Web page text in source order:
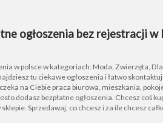
ogłoszenia bez rejestracji w
w polsce w kategoriach: Moda, Zwierzęta, Dla
tu ciekawe ogłoszenia i łatwo
na Ciebie praca biurowa, mieszkania,
dodasz bezpłatne ogłoszenia. Chcesz coś
Sprzedawaj, co chcesz i za ile chcesz